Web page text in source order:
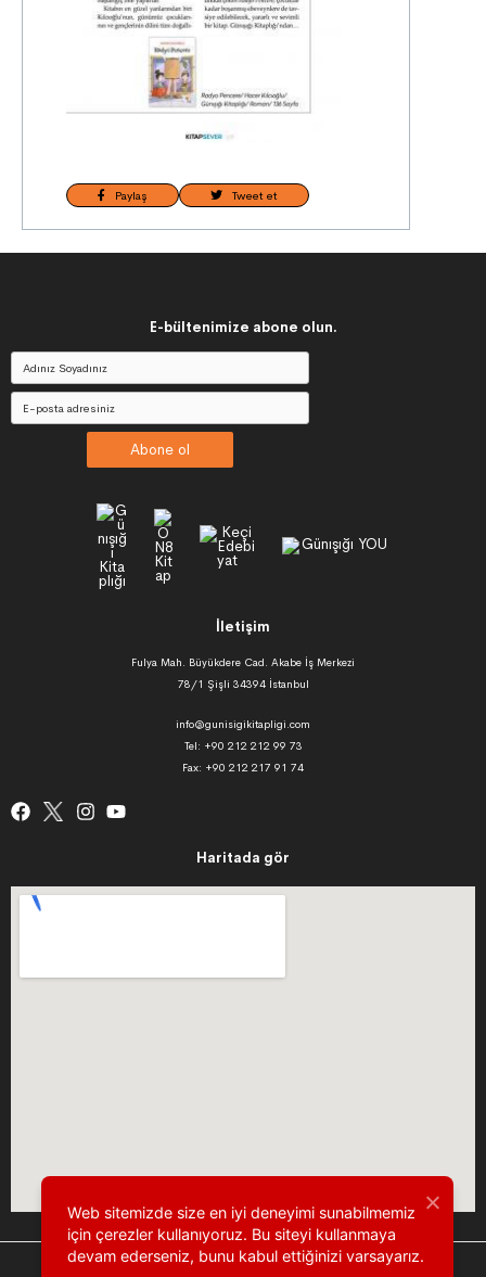
Paylaş Tweet et
E-bültenimize abone olun.
Abone ol
İletişim
Fulya Mah. Büyükdere Cad. Akabe İş Merkezi
78/1 Şişli 34394 İstanbul
info@gunisigikitapligi.com
Tel: +90 212 212 99 73
Fax: +90 212 217 91 74
Haritada gör
Web sitemizde size en iyi deneyimi sunabilmemiz
için çerezler kullanıyoruz. Bu siteyi kullanmaya
devam ederseniz, bunu kabul ettiğinizi varsayarız.